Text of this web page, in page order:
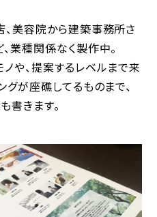
、美容院から建築事務所さ
業種関係なく製作中。
や、提案するレベルまで来
グが座礁してるものまで、
書きます。